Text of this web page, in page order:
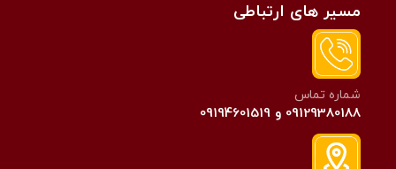
مسیر های ارتباطی
شماره تماس
09129380188 و 09194601519